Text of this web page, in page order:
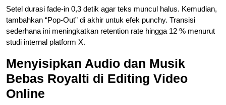
Setel durasi fade-in 0,3 detik agar teks muncul halus. Kemudian,
tambahkan “Pop-Out” di akhir untuk efek punchy. Transisi
sederhana ini meningkatkan retention rate hingga 12 % menurut
studi internal platform X.
Menyisipkan Audio dan Musik
Bebas Royalti di Editing Video
Online